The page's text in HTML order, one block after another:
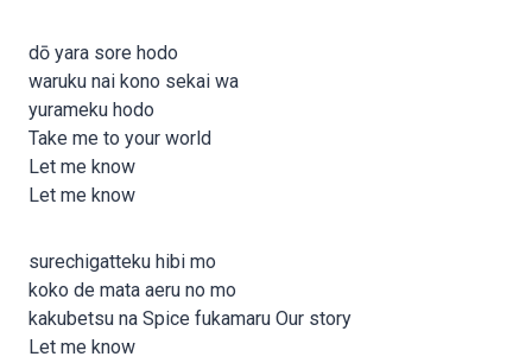
dō yara sore hodo
waruku nai kono sekai wa
yurameku hodo
Take me to your world
Let me know
Let me know
surechigatteku hibi mo
koko de mata aeru no mo
kakubetsu na Spice fukamaru Our story
Let me know